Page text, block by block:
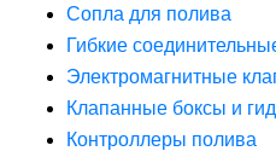
Сопла для полива
Гибкие
Электромагнитные
Клапанные боксы и
Контроллеры полива